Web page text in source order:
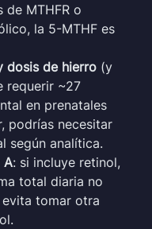
de MTHFR o
la 5-MTHF es
dosis de hierro (y
requerir ~27
en prenatales
podrías necesitar
según analítica.
A: si incluye retinol,
total diaria no
tomar otra